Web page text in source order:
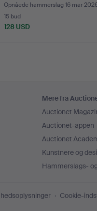
Opnåede hammerslag 16 mar
15 bud
128 USD
Mere fra
Auctionet
Auctionet-appen
Auctionet
Kunstnere og
Hammerslags-
Cookie-